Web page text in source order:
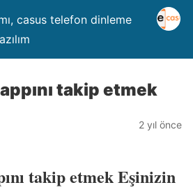
casus telefon dinleme
takip etmek
2 yıl önce
takip etmek Eşinizin